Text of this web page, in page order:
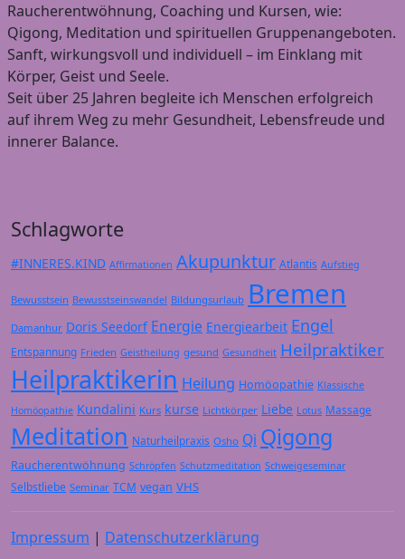
Raucherentwöhnung, Coaching und Kursen, wie:
Qigong, Meditation und spirituellen Gruppenangeboten.
Sanft, wirkungsvoll und individuell – im Einklang mit
Körper, Geist und Seele.
Seit über 25 Jahren begleite ich Menschen erfolgreich
auf ihrem Weg zu mehr Gesundheit, Lebensfreude und
innerer Balance.
Schlagworte
#INNERES.KIND Affirmationen Akupunktur Atlantis Aufstieg
Bewusstsein Bewusstseinswandel Bildungsurlaub Bremen
Damanhur Doris Seedorf Energie Energiearbeit Engel
Entspannung Frieden Geistheilung gesund Gesundheit Heilpraktiker
Heilpraktikerin Heilung Homöopathie Klassische
Homöopathie Kundalini Kurs kurse Lichtkörper Liebe Lotus Massage
Meditation Naturheilpraxis Osho Qi Qigong
Raucherentwöhnung Schröpfen Schutzmeditation Schweigeseminar
Selbstliebe Seminar TCM vegan VHS
Impressum | Datenschutzerklärung